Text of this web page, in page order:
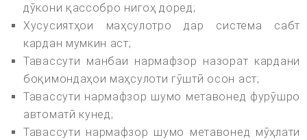
дӯкони қассобро нигоҳ доред;
Хусусиятҳои маҳсулотро дар система сабт
кардан мумкин аст;
Тавассути манбаи нармафзор назорат кардани
боқимондаҳои маҳсулоти гӯштӣ осон аст;
Тавассути нармафзор шумо метавонед фурӯшро
автоматӣ кунед;
Тавассути нармафзор шумо метавонед мӯҳлати